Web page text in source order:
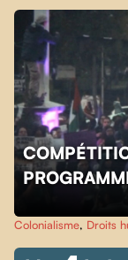
Colonialisme, Droits